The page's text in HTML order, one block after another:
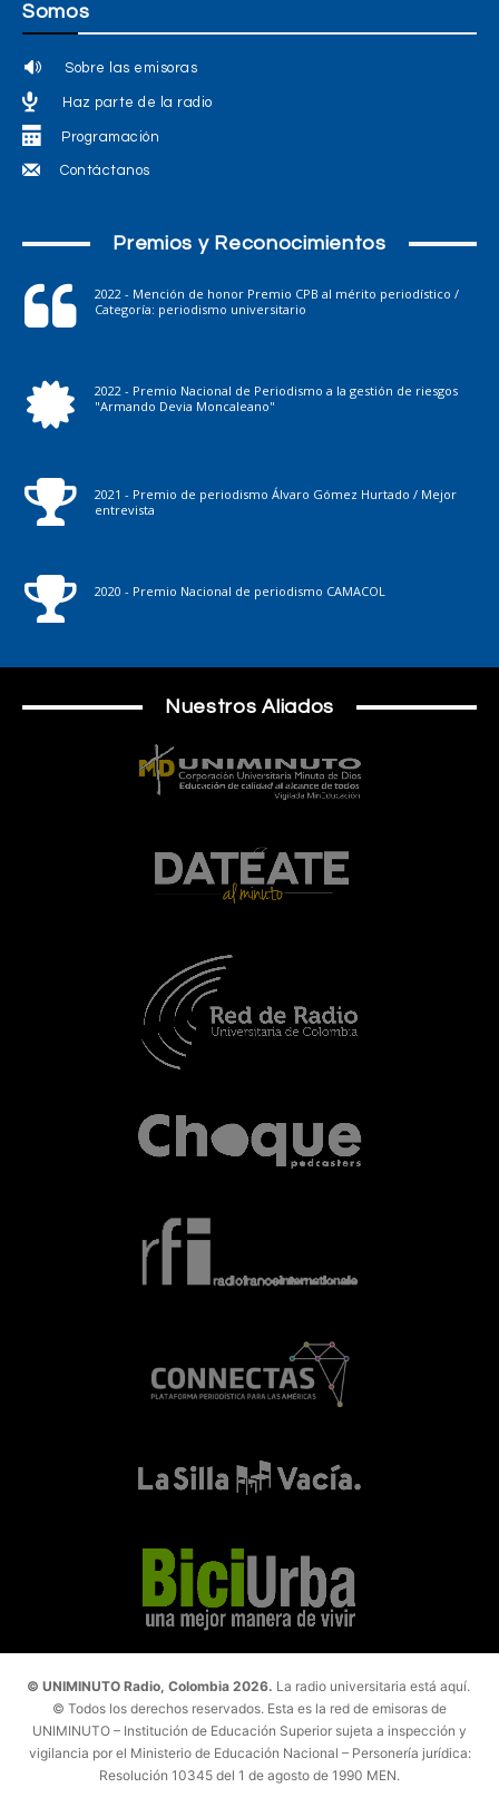
Somos
Sobre las emisoras
Haz parte de la radio
Programación
Contáctanos
Premios y Reconocimientos
2022 - Mención de honor Premio CPB al mérito periodístico /
Categoría: periodismo universitario
2022 - Premio Nacional de Periodismo a la gestión de riesgos
"Armando Devia Moncaleano"
2021 - Premio de periodismo Álvaro Gómez Hurtado / Mejor
entrevista
2020 - Premio Nacional de periodismo CAMACOL
Nuestros Aliados
© UNIMINUTO Radio, Colombia 2026. La radio universitaria está aquí.
© Todos los derechos reservados. Esta es la red de emisoras de
UNIMINUTO – Institución de Educación Superior sujeta a inspección y
vigilancia por el Ministerio de Educación Nacional – Personería jurídica:
Resolución 10345 del 1 de agosto de 1990 MEN.